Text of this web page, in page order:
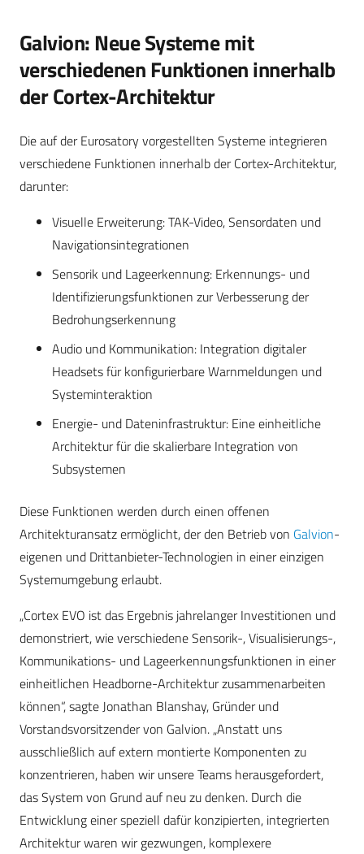
Galvion: Neue Systeme mit
verschiedenen Funktionen innerhalb
der Cortex-Architektur
Die auf der Eurosatory vorgestellten Systeme integrieren
verschiedene Funktionen innerhalb der Cortex-Architektur,
darunter:
Visuelle Erweiterung: TAK-Video, Sensordaten und
Navigationsintegrationen
Sensorik und Lageerkennung: Erkennungs- und
Identifizierungsfunktionen zur Verbesserung der
Bedrohungserkennung
Audio und Kommunikation: Integration digitaler
Headsets für konfigurierbare Warnmeldungen und
Systeminteraktion
Energie- und Dateninfrastruktur: Eine einheitliche
Architektur für die skalierbare Integration von
Subsystemen
Diese Funktionen werden durch einen offenen
Architekturansatz ermöglicht, der den Betrieb von Galvion-
eigenen und Drittanbieter-Technologien in einer einzigen
Systemumgebung erlaubt.
„Cortex EVO ist das Ergebnis jahrelanger Investitionen und
demonstriert, wie verschiedene Sensorik-, Visualisierungs-,
Kommunikations- und Lageerkennungsfunktionen in einer
einheitlichen Headborne-Architektur zusammenarbeiten
können“, sagte Jonathan Blanshay, Gründer und
Vorstandsvorsitzender von Galvion. „Anstatt uns
ausschließlich auf extern montierte Komponenten zu
konzentrieren, haben wir unsere Teams herausgefordert,
das System von Grund auf neu zu denken. Durch die
Entwicklung einer speziell dafür konzipierten, integrierten
Architektur waren wir gezwungen, komplexere